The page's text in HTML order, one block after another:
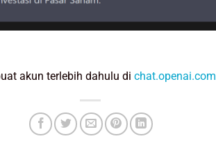
akun terlebih dahulu di chat.openai.com